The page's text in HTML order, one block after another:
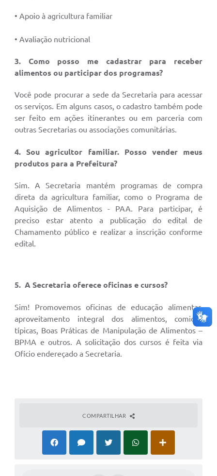
• Apoio à agricultura familiar
• Avaliação nutricional
3. Como posso me cadastrar para receber
alimentos ou participar dos programas?
Você pode procurar a sede da Secretaria para acessar
os serviços. Em alguns casos, o cadastro também pode
ser feito em ações itinerantes ou em parceria com
outras Secretarias ou associações comunitárias.
4. Sou agricultor familiar. Posso vender meus
produtos para a Prefeitura?
Sim. A Secretaria mantém programas de compra
direta da agricultura familiar, como o Programa de
Aquisição de Alimentos - PAA. Para participar, é
preciso estar atento a publicação do edital de
Chamamento público e realizar a inscrição conforme
edital.
5. A Secretaria oferece oficinas e cursos?
Sim! Promovemos oficinas de educação alimentar,
aproveitamento integral dos alimentos, comidas
típicas, Boas Práticas de Manipulação de Alimentos –
BPMA e outros. A solicitação dos cursos é feita via
Ofício endereçado a Secretaria.
COMPARTILHAR